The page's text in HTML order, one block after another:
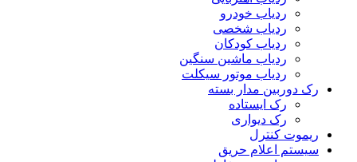
ردیاب خودرو
ردیاب شخصی
ردیاب کودکان
ردیاب ماشین سنگین
ردیاب موتور سیکلت
رک دوربین مدار بسته
رک ایستاده
رک دیواری
ریموت کنترل
سیستم اعلام حریق